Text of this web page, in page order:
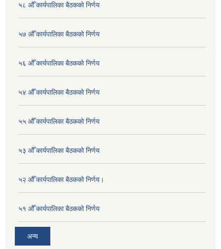
५८ औँ कार्यपालिका बैठकको निर्णय
५७ औँ कार्यपालिका बैठकको निर्णय
५६ औँ कार्यपालिका बैठकको निर्णय
५४ औँ कार्यपालिका बैठकको निर्णय
५५ औँ कार्यपालिका बैठकको निर्णय
५३ औँ कार्यपालिका बैठकको निर्णय
५२ औँ कार्यपालिका बैठकको निर्णय।
५१ औँ कार्यपालिका बैठकको निर्णय
अन्य